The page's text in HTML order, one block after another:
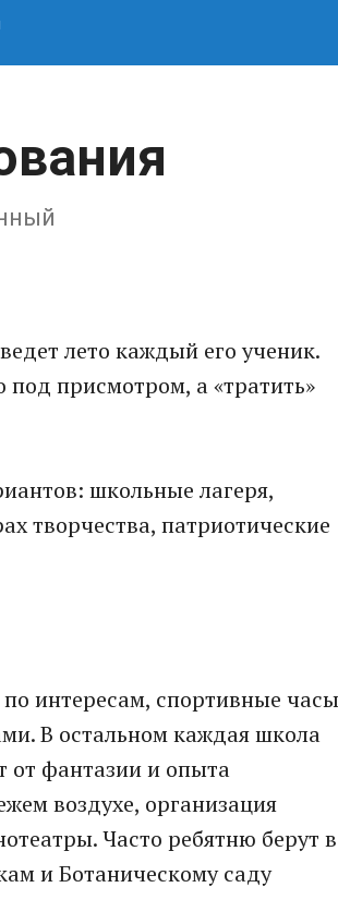
лето каждый его ученик.
присмотром, а «тратить»
школьные лагеря,
творчества, патриотические
интересам, спортивные
В остальном каждая школа
от фантазии и опыта
воздухе, организация
Часто ребятню берут в
и Ботаническому саду